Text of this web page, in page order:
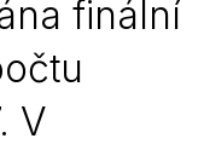
finální
V